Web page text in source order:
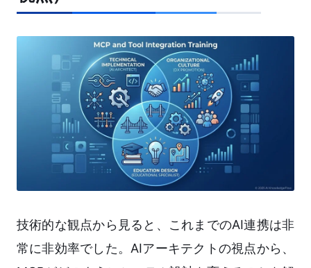
技術的な観点から見ると、これまでのAI連携は非
常に非効率でした。AIアーキテクトの視点から、